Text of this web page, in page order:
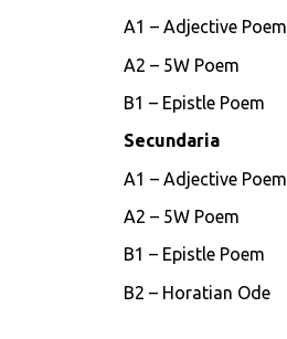
A1 – Adjective Poem
A2 – 5W Poem
B1 – Epistle Poem
Secundaria
A1 – Adjective Poem
A2 – 5W Poem
B1 – Epistle Poem
B2 – Horatian Ode